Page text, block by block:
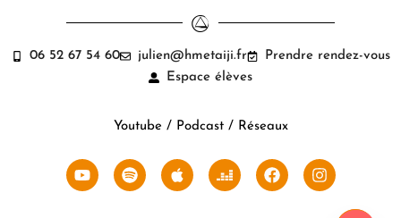
06 52 67 54 60 julien@hmetaiji.fr
Prendre rendez-vous
Espace élèves
Youtube / Podcast / Réseaux